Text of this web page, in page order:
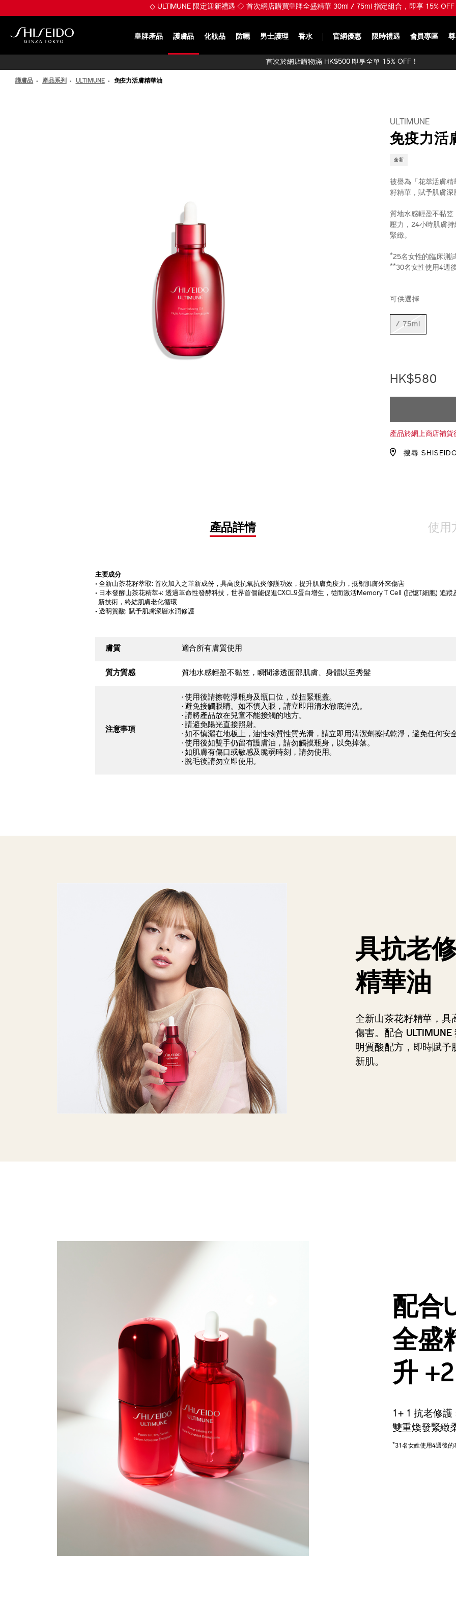
至
※ 煥發 Plumpy Glowy Skin ※ 入門首選 ULTIMUNE 皇牌全盛精華 30ml 組合 HK$650 (
皇牌產品 護膚品 化妝品 防曬 男士護理 香水 官網優惠 限時禮遇 會員專區
首次於網店購物滿 HK$500 即享全單 15% OFF！
護膚品 產品系列 ULTIMUNE 免疫力活膚精華油
ULTIMUNE
免疫力活
全新
被譽為「花萃活膚精
籽精華，賦予肌膚深
質地水感輕盈不黏
壓力，24小時肌膚
緊緻。
*25名女性的臨床測
**30名女性使用4週
編
號：
可供選擇
/ 75ml
HK$580
TO
CART
產品於網上商店補
搜尋
產品詳情 使用
主要成分
• 全新山茶花籽萃取: 首次加入之革新成份，具高度抗氧抗炎修護功效，提升肌膚免疫力，抵禦肌膚外來傷害
• 日本發酵山茶花精萃+: 透過革命性發酵科技，世界首個能促進CXCL9蛋白增生，從而激活Memory T Cell (記憶T細胞) 追蹤
新技術，終結肌膚老化循環
• 透明質酸: 賦予肌膚深層水潤修護
膚質 適合所有膚質使用
質方質感 質地水感輕盈不黏笠，瞬間滲透面部肌膚、身體以至秀髮
注意事項
· 使用後請擦乾淨瓶身及瓶口位，並扭緊瓶蓋。
· 避免接觸眼睛。如不慎入眼，請立即用清水徹底沖洗。
· 請將產品放在兒童不能接觸的地方。
· 請避免陽光直接照射。
· 如不慎灑在地板上，油性物質性質光滑，請立即用清潔劑擦拭乾淨，避免任何安
· 使用後如雙手仍留有護膚油，請勿觸摸瓶身，以免掉落。
· 如肌膚有傷口或敏感及脆弱時刻，請勿使用。
· 脫毛後請勿立即使用。
具抗老
精華油
全新山茶花籽精華，具
傷害。配合
明質酸配方，即時賦予
新肌。
配合
全盛
升
1+ 1 抗老修護
雙重煥發緊緻
*31名女姓使用4週後的